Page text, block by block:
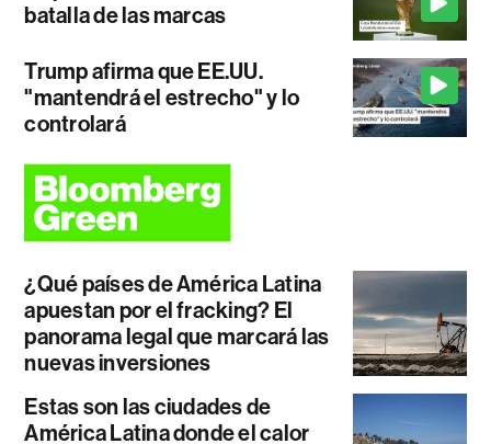
batalla de las marcas
Trump afirma que EE.UU.
"mantendrá el estrecho" y lo
controlará
¿Qué países de América Latina
apuestan por el fracking? El
panorama legal que marcará las
nuevas inversiones
Estas son las ciudades de
América Latina donde el calor